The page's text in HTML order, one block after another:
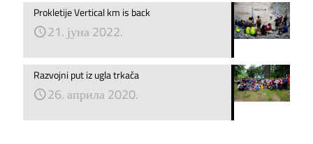
Prokletije Vertical km is back
21. јуна 2022.
Razvojni put iz ugla trkača
26. априла 2020.